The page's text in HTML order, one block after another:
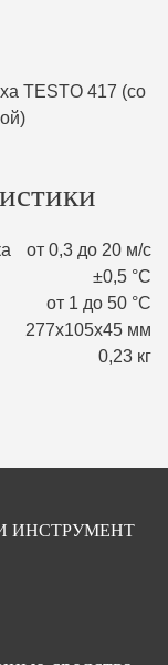
от 0,3 до 20 м/с
±0,5 °С
от 1 до 50 °С
277х105х45 мм
0,23 кг
ИНСТРУМЕНТ